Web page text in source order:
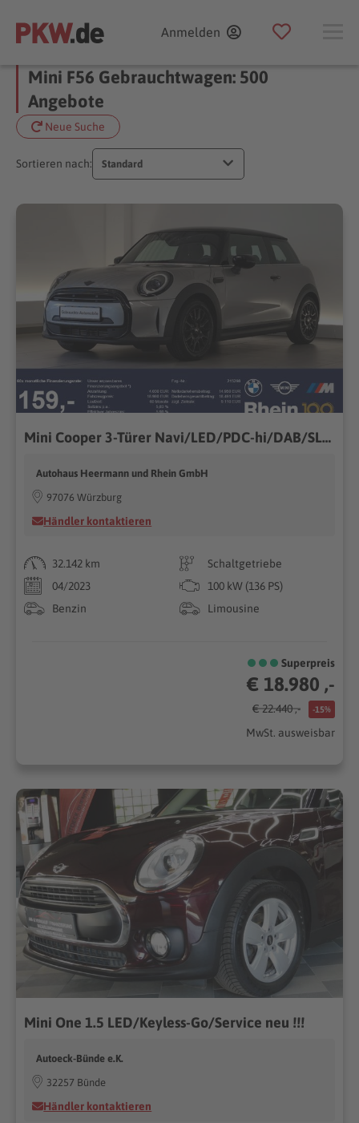
Anmelden
Mini F56 Gebrauchtwagen: 500
Angebote
Neue Suche
Sortieren nach: Standard
Mini Cooper 3-Türer Navi/LED/PDC-hi/DAB/SLI Navi/LED/PDC-hi/DAB/SLI
Autohaus Heermann und Rhein GmbH
97076 Würzburg
Händler kontaktieren
32.142 km
Schaltgetriebe
04/2023
100 kW (136 PS)
Benzin
Limousine
Superpreis
€ 18.980 ,-
€ 22.440 ,- -15%
MwSt. ausweisbar
Mini One 1.5 LED/Keyless-Go/Service neu !!!
Autoeck-Bünde e.K.
32257 Bünde
Händler kontaktieren